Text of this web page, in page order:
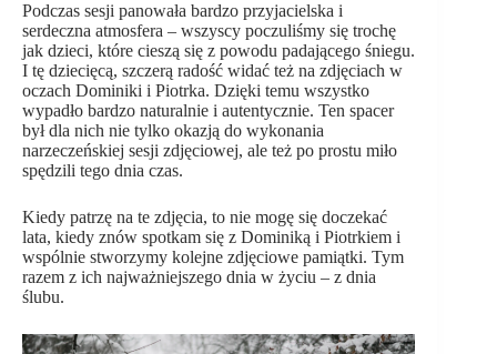
Podczas sesji panowała bardzo przyjacielska i
serdeczna atmosfera – wszyscy poczuliśmy się trochę
jak dzieci, które cieszą się z powodu padającego śniegu.
I tę dziecięcą, szczerą radość widać też na zdjęciach w
oczach Dominiki i Piotrka. Dzięki temu wszystko
wypadło bardzo naturalnie i autentycznie. Ten spacer
był dla nich nie tylko okazją do wykonania
narzeczeńskiej sesji zdjęciowej, ale też po prostu miło
spędzili tego dnia czas.
Kiedy patrzę na te zdjęcia, to nie mogę się doczekać
lata, kiedy znów spotkam się z Dominiką i Piotrkiem i
wspólnie stworzymy kolejne zdjęciowe pamiątki. Tym
razem z ich najważniejszego dnia w życiu – z dnia
ślubu.